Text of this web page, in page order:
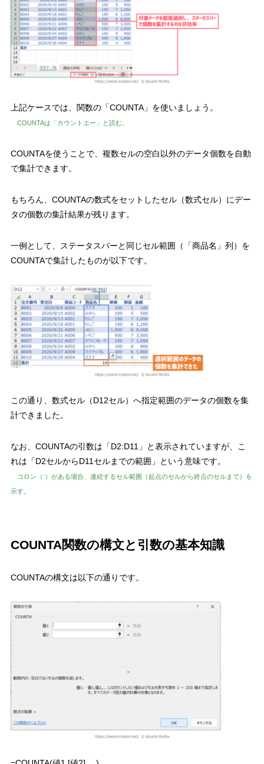
上記ケースでは、関数の「COUNTA」 を使いましょう。
COUNTAは「カウントエー」と読む。
COUNTAを使うことで、複数セルの空白以外のデータ個数を自動
で集計できます。
もちろん、 COUNTAの数式をセットしたセル（数式セル）にデー
タの個数の集計結果が残ります。
一例として、ステータスバーと同じセル範囲（「商品名」列）を
COUNTAで集計したものが以下です。
この通り、数式セル（D12セル）へ指定範囲のデータの個数を集
計できました。
なお、COUNTAの引数は「D2:D11」と表示されていますが、こ
れは 「D2セルからD11セルまでの範囲」 という意味です。
コロン（:）がある場合、連続するセル範囲（起点のセルから終点のセルまで）を
示す。
COUNTA関数の構文と引数の基本知識
COUNTAの構文は以下の通りです。